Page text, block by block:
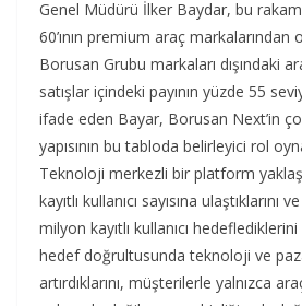
Genel Müdürü İlker Baydar, bu
60’ının premium araç
Borusan Grubu markaları dışındaki
satışlar içindeki payının yüzde 55
ifade eden Bayar, Borusan Next’in
yapısının bu tabloda belirleyici rol
Teknoloji merkezli bir platform
kayıtlı kullanıcı sayısına ulaştıklarını
milyon kayıtlı kullanıcı
hedef doğrultusunda teknoloji ve
artırdıklarını, müşterilerle yalnızca